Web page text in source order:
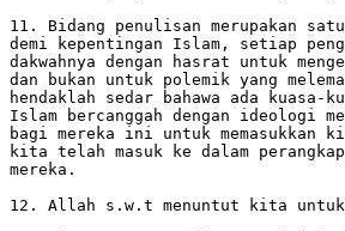
11. Bidang penulisan merupakan
demi kepentingan Islam, setiap
dakwahnya dengan hasrat untuk
dan bukan untuk polemik yang
hendaklah sedar bahawa ada kuasa-
Islam bercanggah dengan ideologi
bagi mereka ini untuk memasukkan
kita telah masuk ke dalam
mereka.
12. Allah s.w.t menuntut kita untuk